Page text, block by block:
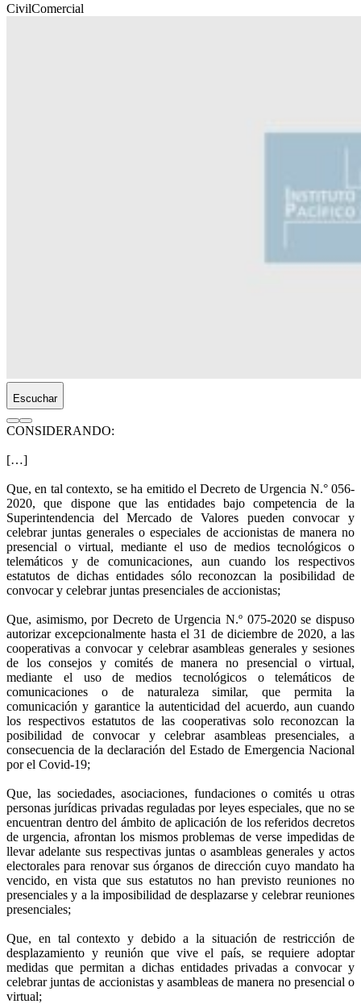
CivilComercial
Escuchar
CONSIDERANDO:
[…]
Que, en tal contexto, se ha emitido el Decreto de Urgencia N.° 056-
2020, que dispone que las entidades bajo competencia de la
Superintendencia del Mercado de Valores pueden convocar y
celebrar juntas generales o especiales de accionistas de manera no
presencial o virtual, mediante el uso de medios tecnológicos o
telemáticos y de comunicaciones, aun cuando los respectivos
estatutos de dichas entidades sólo reconozcan la posibilidad de
convocar y celebrar juntas presenciales de accionistas;
Que, asimismo, por Decreto de Urgencia N.º 075-2020 se dispuso
autorizar excepcionalmente hasta el 31 de diciembre de 2020, a las
cooperativas a convocar y celebrar asambleas generales y sesiones
de los consejos y comités de manera no presencial o virtual,
mediante el uso de medios tecnológicos o telemáticos de
comunicaciones o de naturaleza similar, que permita la
comunicación y garantice la autenticidad del acuerdo, aun cuando
los respectivos estatutos de las cooperativas solo reconozcan la
posibilidad de convocar y celebrar asambleas presenciales, a
consecuencia de la declaración del Estado de Emergencia Nacional
por el Covid-19;
Que, las sociedades, asociaciones, fundaciones o comités u otras
personas jurídicas privadas reguladas por leyes especiales, que no se
encuentran dentro del ámbito de aplicación de los referidos decretos
de urgencia, afrontan los mismos problemas de verse impedidas de
llevar adelante sus respectivas juntas o asambleas generales y actos
electorales para renovar sus órganos de dirección cuyo mandato ha
vencido, en vista que sus estatutos no han previsto reuniones no
presenciales y a la imposibilidad de desplazarse y celebrar reuniones
presenciales;
Que, en tal contexto y debido a la situación de restricción de
desplazamiento y reunión que vive el país, se requiere adoptar
medidas que permitan a dichas entidades privadas a convocar y
celebrar juntas de accionistas y asambleas de manera no presencial o
virtual;